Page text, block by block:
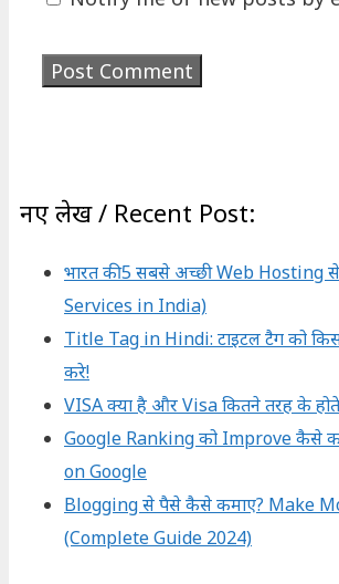
नए लेख / Recent Post:
भारत की 5 सबसे अच्छी Web Hosting
Services in India)
Title Tag in Hindi: टाइटल टैग को
करे!
VISA क्या है और Visa कितने तरह के होते
Google Ranking को Improve कैसे
on Google
Blogging से पैसे कैसे कमाए? Make
(Complete Guide 2024)